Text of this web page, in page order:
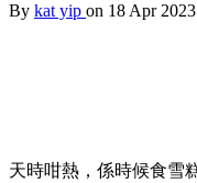
By kat yip on 18 Apr 2023
天時咁熱，係時候食雪